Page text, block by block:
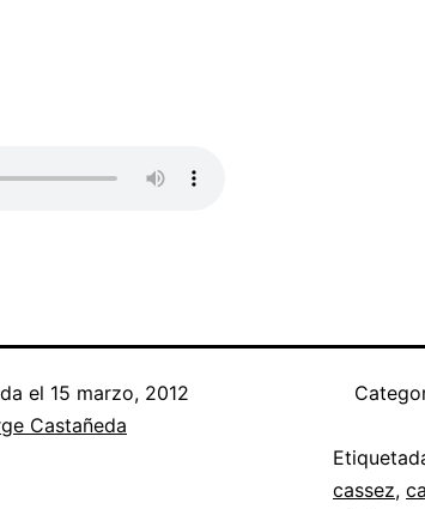
el 15 marzo, 2012
Castañeda
cassez,